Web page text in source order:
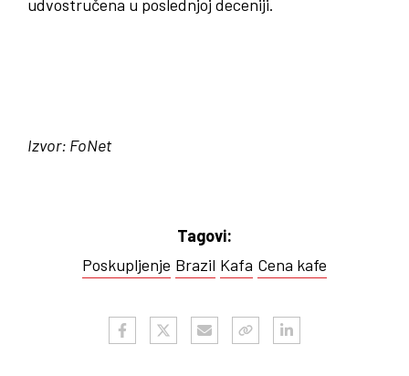
udvostručena u poslednjoj deceniji.
Izvor: FoNet
Tagovi:
Poskupljenje Brazil Kafa Cena kafe